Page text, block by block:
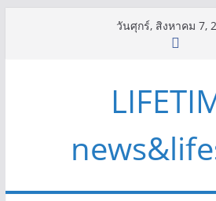
วันศุกร์, สิงหาคม 7,